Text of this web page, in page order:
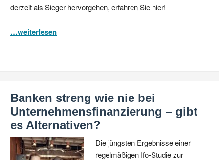
derzeit als Sieger hervorgehen, erfahren Sie hier!
…weiterlesen
Banken streng wie nie bei
Unternehmensfinanzierung – gibt
es Alternativen?
Die jüngsten Ergebnisse einer
regelmäßigen Ifo-Studie zur